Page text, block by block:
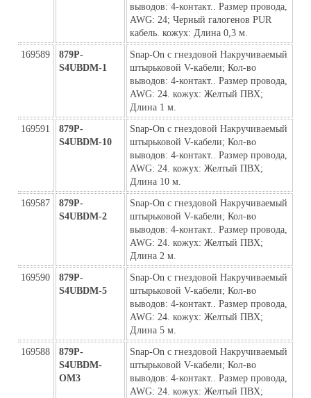
выводов: 4-контакт.. Размер провода,
AWG: 24; Черный галогенов PUR
кабель. кожух: Длина 0,3 м.
169589
879P-
S4UBDM-1
Snap-On с гнездовой Накручиваемый
штырьковой V-кабели; Кол-во
выводов: 4-контакт.. Размер провода,
AWG: 24. кожух: Желтый ПВХ;
Длина 1 м.
169591
879P-
S4UBDM-10
Snap-On с гнездовой Накручиваемый
штырьковой V-кабели; Кол-во
выводов: 4-контакт.. Размер провода,
AWG: 24. кожух: Желтый ПВХ;
Длина 10 м.
169587
879P-
S4UBDM-2
Snap-On с гнездовой Накручиваемый
штырьковой V-кабели; Кол-во
выводов: 4-контакт.. Размер провода,
AWG: 24. кожух: Желтый ПВХ;
Длина 2 м.
169590
879P-
S4UBDM-5
Snap-On с гнездовой Накручиваемый
штырьковой V-кабели; Кол-во
выводов: 4-контакт.. Размер провода,
AWG: 24. кожух: Желтый ПВХ;
Длина 5 м.
169588
879P-
S4UBDM-
ОМ3
Snap-On с гнездовой Накручиваемый
штырьковой V-кабели; Кол-во
выводов: 4-контакт.. Размер провода,
AWG: 24. кожух: Желтый ПВХ;